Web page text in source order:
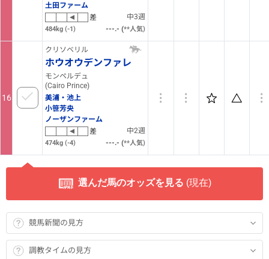
土田ファーム
差
中3週
484kg (-1) (14人気)
16
クリソベリル
ホウオウデンファレ
モンペルデュ
(Cairo Prince)
美浦・池上
小笹芳央
ノーザンファーム
差
中2週
474kg (-4) (11人気)
選んだ馬のオッズを見る (現在)
競馬新聞の見方
調教タイムの見方